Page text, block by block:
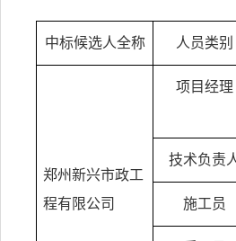
中标候选人全称 人员类别
郑州新兴市政工
程有限公司
项目经理
技术负责
施工员